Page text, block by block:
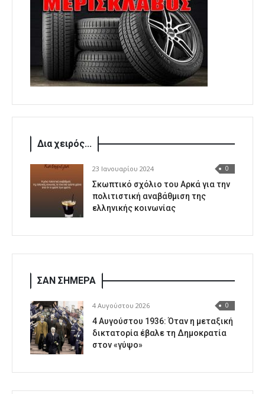
Δια χειρός...
23 Ιανουαρίου 2024 0
Σκωπτικό σχόλιο του Αρκά για την
πολιτιστική αναβάθμιση της
ελληνικής κοινωνίας
ΣΑΝ ΣΗΜΕΡΑ
4 Αυγούστου 2026 0
4 Αυγούστου 1936: Όταν η μεταξική
δικτατορία έβαλε τη Δημοκρατία
στον «γύψο»